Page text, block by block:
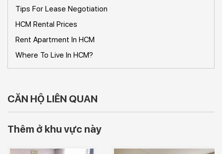
Tips For Lease Negotiation
HCM Rental Prices
Rent Apartment In HCM
Where To Live In HCM?
CĂN HỘ LIÊN QUAN
Thêm ở khu vực này